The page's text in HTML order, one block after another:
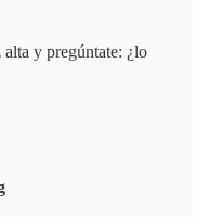
y pregúntate: ¿lo